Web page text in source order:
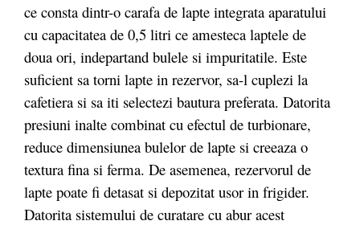
ce consta dintr-o carafa de lapte integrata aparatului
cu capacitatea de 0,5 litri ce amesteca laptele de
doua ori, indepartand bulele si impuritatile. Este
suficient sa torni lapte in rezervor, sa-l cuplezi la
cafetiera si sa iti selectezi bautura preferata. Datorita
presiuni inalte combinat cu efectul de turbionare,
reduce dimensiunea bulelor de lapte si creeaza o
textura fina si ferma. De asemenea, rezervorul de
lapte poate fi detasat si depozitat usor in frigider.
Datorita sistemului de curatare cu abur acest